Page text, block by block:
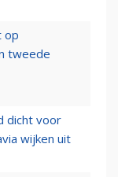
op
tweede
dicht voor
wijken uit